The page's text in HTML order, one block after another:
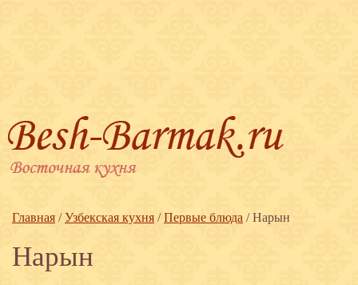
Главная /Узбекская кухня /Первые блюда /Нарын
Нарын